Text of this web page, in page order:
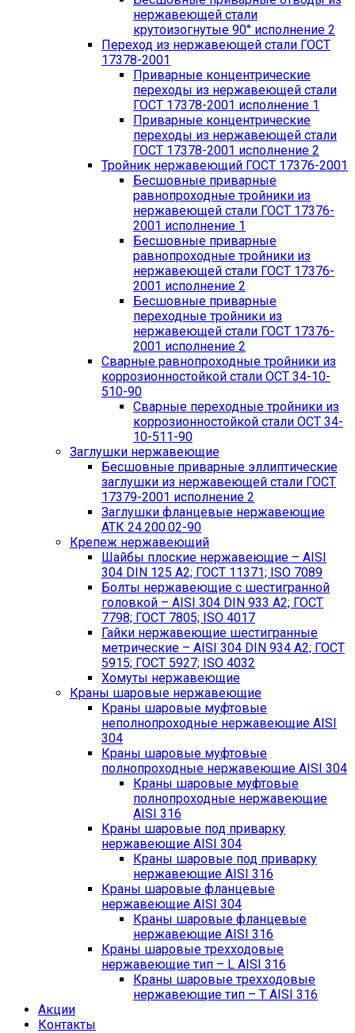
нержавеющей стали
крутоизогнутые 90° исполнение 2
Переход из нержавеющей стали ГОСТ
17378-2001
Приварные концентрические
переходы из нержавеющей стали
ГОСТ 17378-2001 исполнение 1
Приварные концентрические
переходы из нержавеющей стали
ГОСТ 17378-2001 исполнение 2
Тройник нержавеющий ГОСТ 17376-2001
Бесшовные приварные
равнопроходные тройники из
нержавеющей стали ГОСТ 17376-
2001 исполнение 1
Бесшовные приварные
равнопроходные тройники из
нержавеющей стали ГОСТ 17376-
2001 исполнение 2
Бесшовные приварные
переходные тройники из
нержавеющей стали ГОСТ 17376-
2001 исполнение 2
Сварные равнопроходные тройники из
коррозионностойкой стали ОСТ 34-10-
510-90
Сварные переходные тройники из
коррозионностойкой стали ОСТ 34-
10-511-90
Заглушки нержавеющие
Бесшовные приварные эллиптические
заглушки из нержавеющей стали ГОСТ
17379-2001 исполнение 2
Заглушки фланцевые нержавеющие
АТК 24.200.02-90
Крепеж нержавеющий
Шайбы плоские нержавеющие – AISI
304 DIN 125 A2; ГОСТ 11371; ISO 7089
Болты нержавеющие с шестигранной
головкой – AISI 304 DIN 933 A2; ГОСТ
7798; ГОСТ 7805; ISO 4017
Гайки нержавеющие шестигранные
метрические – AISI 304 DIN 934 А2; ГОСТ
5915; ГОСТ 5927; ISO 4032
Хомуты нержавеющие
Краны шаровые нержавеющие
Краны шаровые муфтовые
неполнопроходные нержавеющие AISI
304
Краны шаровые муфтовые
полнопроходные нержавеющие AISI 304
Краны шаровые муфтовые
полнопроходные нержавеющие
AISI 316
Краны шаровые под приварку
нержавеющие AISI 304
Краны шаровые под приварку
нержавеющие AISI 316
Краны шаровые фланцевые
нержавеющие AISI 304
Краны шаровые фланцевые
нержавеющие AISI 316
Краны шаровые трехходовые
нержавеющие тип – L AISI 316
Краны шаровые трехходовые
нержавеющие тип – T AISI 316
Акции
Контакты